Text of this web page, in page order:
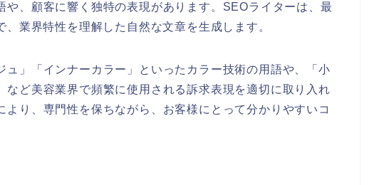
や、顧客に響く独特の表現があります。SEOライターは、最
業界特性を理解した自然な文章を生成します。
ュ」「インナーカラー」といったカラー技術の用語や、「小
など美容業界で頻繁に使用される訴求表現を適切に取り入れ
より、専門性を保ちながら、お客様にとって分かりやすいコ